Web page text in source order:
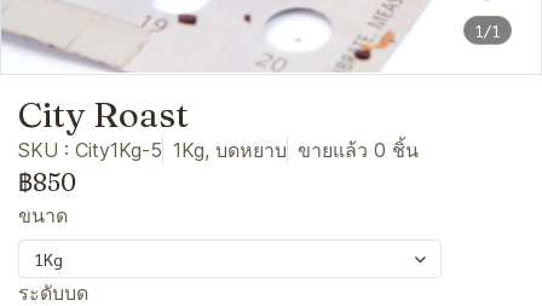
1/1
City Roast
SKU : City1Kg-5 1Kg, บดหยาบ ขายแล้ว 0 ชิ้น
฿850
ขนาด
1Kg
ระดับบด